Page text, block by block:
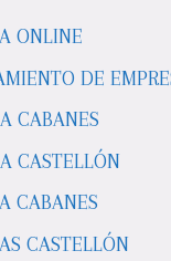
ONLINE
DE
CABANES
CASTELLÓN
CABANES
CASTELLÓN